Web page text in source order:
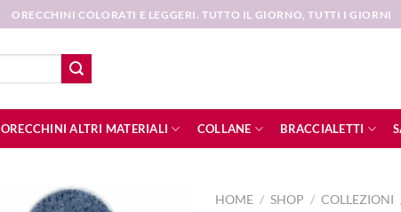
ORECCHINI COLORATI E LEGGERI. TUTTO IL GIORNO, TUTTI I GIORNI
ORECCHINI ALTRI MATERIALI COLLANE BRACCIALETTI
HOME / SHOP / COLLEZIONI